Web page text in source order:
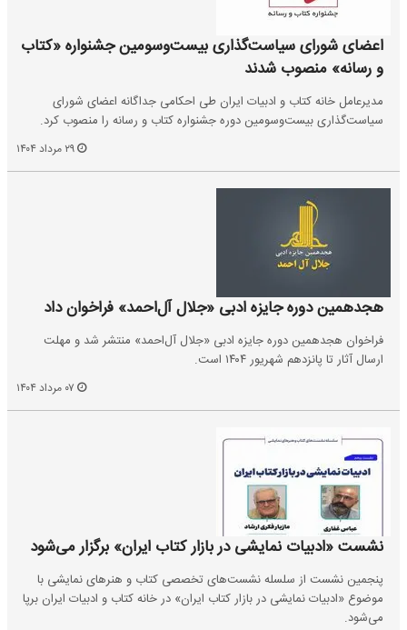
اعضای شورای سیاست‌گذاری بیست‌وسومین جشنواره «کتاب
و رسانه» منصوب شدند
مدیرعامل خانه کتاب و ادبیات ایران طی احکامی جداگانه اعضای شورای
سیاست‌گذاری بیست‌وسومین دوره جشنواره کتاب و رسانه را منصوب کرد.
هجدهمین دوره جایزه ادبی «جلال آل‌احمد» فراخوان داد
فراخوان هجدهمین دوره‌ جایزه‌ ادبی «جلال آل‌احمد» منتشر شد و مهلت
ارسال آثار تا پانزدهم شهریور ۱۴۰۴ است.
نشست «ادبیات نمایشی در بازار کتاب ایران» برگزار می‌شود
پنجمین نشست از سلسله نشست‌های تخصصی کتاب و هنرهای نمایشی با
موضوع «ادبیات نمایشی در بازار کتاب ایران» در خانه کتاب و ادبیات ایران برپا
می‌شود.